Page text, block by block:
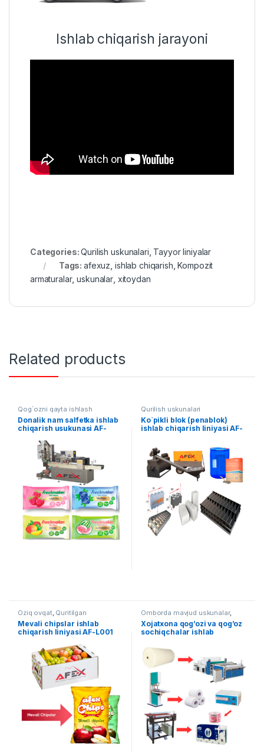
Ishlab chiqarish jarayoni
Categories:Qurilish uskunalari Tayyor liniyalar
Tags:afexuz ishlab chiqarish ,Kompozit
armaturalar,uskunalar, xitoydan
Related products
Qog`ozni qayta ishlash
Donalik nam salfetka ishlab
chiqarish usukunasi AF-
Qurilish uskunalari
Ko`pikli blok (penablok)
ishlab chiqarish liniyasi AF-
Oziq ovqat, Quritilgan
mahsulotlar
Mevali chipslar ishlab
chiqarish liniyasi AF-L001
Omborda mavjud uskunalar,
Qog`ozni qayta ishlash
Xojatxona qog’ozi va qog’oz
sochiqchalar ishlab